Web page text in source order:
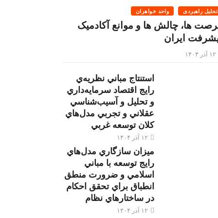
تحلیل راهبردی واحد خواهران
ها، چالش ها و موانع آکادمیک
ایران
استنتاج مباني نظريه‌ي
رايج اقتصاد سرمايه‌داري
و تحليل و آسيب‌شناسي
عقلاني و تجربي مدل‌هاي
كلان توسعه غربي
۱۲ آذر ۱۴۰۴
ميزان سازگاري مدل‌هاي
رايج توسعه با مباني
اسلامي و ضرورت منطق
انطباق براي تحقق احكام
در ساختارهاي نظام
۱۲ آذر ۱۴۰۴